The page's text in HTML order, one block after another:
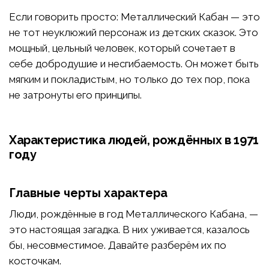
Если говорить просто: Металлический Кабан — это
не тот неуклюжий персонаж из детских сказок. Это
мощный, цельный человек, который сочетает в
себе добродушие и несгибаемость. Он может быть
мягким и покладистым, но только до тех пор, пока
не затронуты его принципы.
Характеристика людей, рождённых в 1971
году
Главные черты характера
Люди, рождённые в год Металлического Кабана, —
это настоящая загадка. В них уживается, казалось
бы, несовместимое. Давайте разберём их по
косточкам.